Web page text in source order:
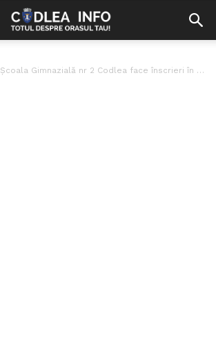
Școala Gimnazială nr 2 Codlea face înscrieri în programul „A doua șansă”